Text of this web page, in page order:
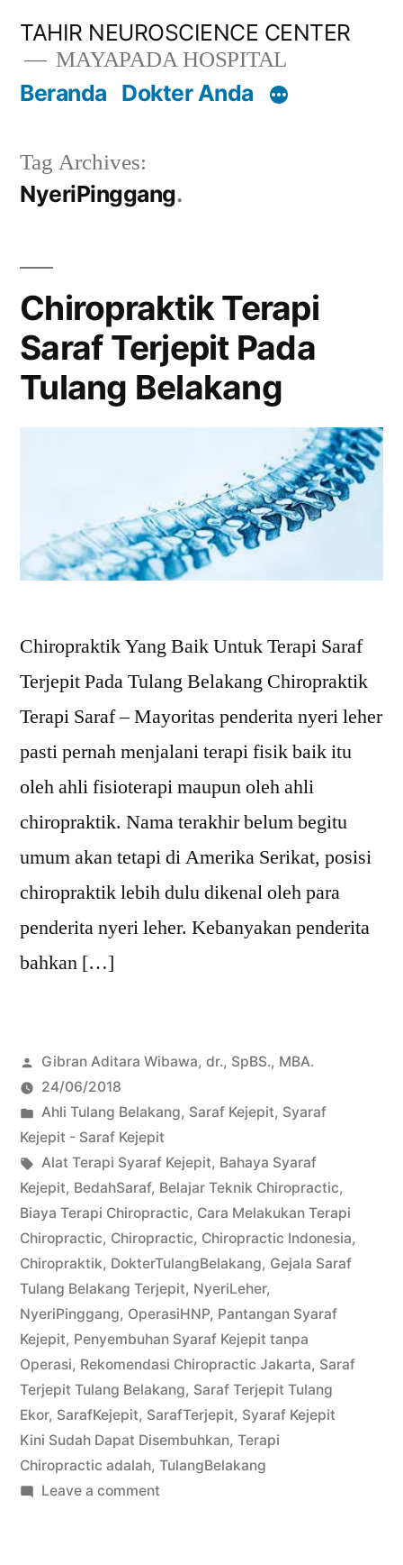
konten
TAHIR NEUROSCIENCE CENTER
MAYAPADA HOSPITAL
Beranda Dokter Anda
Tag Archives:
NyeriPinggang
Chiropraktik Terapi
Saraf Terjepit Pada
Tulang Belakang
Chiropraktik Yang Baik Untuk Terapi Saraf
Terjepit Pada Tulang Belakang Chiropraktik
Terapi Saraf – Mayoritas penderita nyeri leher
pasti pernah menjalani terapi fisik baik itu
oleh ahli fisioterapi maupun oleh ahli
chiropraktik. Nama terakhir belum begitu
umum akan tetapi di Amerika Serikat, posisi
chiropraktik lebih dulu dikenal oleh para
penderita nyeri leher. Kebanyakan penderita
bahkan […]
Posted
by
Gibran Aditara Wibawa, dr., SpBS., MBA.
24/06/2018
Posted
in
Ahli Tulang Belakang, Saraf Kejepit, Syaraf
Kejepit - Saraf Kejepit
Tags:
Alat Terapi Syaraf Kejepit, Bahaya Syaraf
Kejepit, BedahSaraf, Belajar Teknik Chiropractic,
Biaya Terapi Chiropractic, Cara Melakukan Terapi
Chiropractic, Chiropractic, Chiropractic Indonesia,
Chiropraktik, DokterTulangBelakang, Gejala Saraf
Tulang Belakang Terjepit, NyeriLeher,
NyeriPinggang, OperasiHNP, Pantangan Syaraf
Kejepit, Penyembuhan Syaraf Kejepit tanpa
Operasi, Rekomendasi Chiropractic Jakarta, Saraf
Terjepit Tulang Belakang, Saraf Terjepit Tulang
Ekor, SarafKejepit, SarafTerjepit, Syaraf Kejepit
Kini Sudah Dapat Disembuhkan, Terapi
Chiropractic adalah, TulangBelakang
Leave a commenton